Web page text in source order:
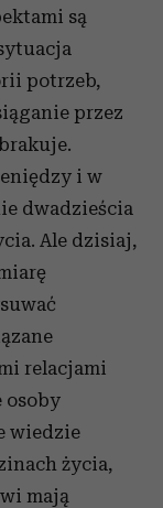
są
potrzeb,
przez
i w
dwadzieścia
Ale dzisiaj,
relacjami
osoby
wiedzie
życia,
mają